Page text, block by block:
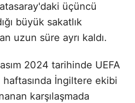
üçüncü
büyük sakatlık
uzun süre ayrı kaldı.
2024 tarihinde UEFA
İngiltere ekibi
karşılaşmada